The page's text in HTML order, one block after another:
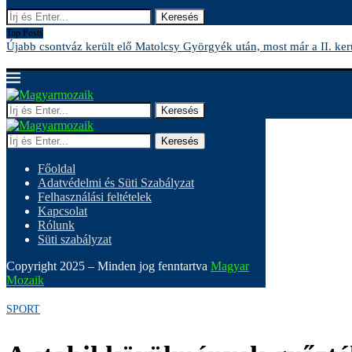
Keresés
Top Posts
Újabb csontváz került elő Matolcsy Györgyék után, most már a II.
Keresés
Keresés
Főoldal
Adatvédelmi és Süti Szabályzat
Felhasználási feltételek
Kapcsolat
Rólunk
Süti szabályzat
Copyright 2025 – Minden jog fenntartva Magyar
Mozaik
SPORT